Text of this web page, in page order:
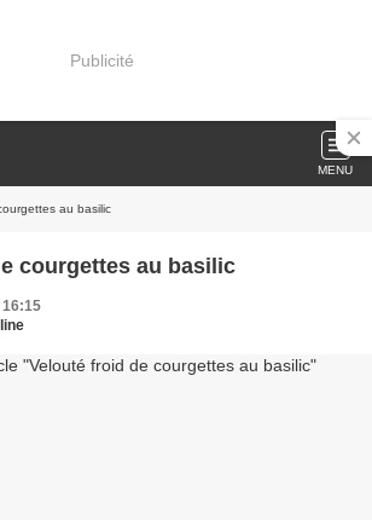
Publicité
MENU
au basilic
courgettes au basilic
16:15